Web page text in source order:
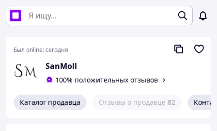
Был online:сегодня
SanMoll
100% положительных отзывов
Каталог продавца Отзывы о продавце 82